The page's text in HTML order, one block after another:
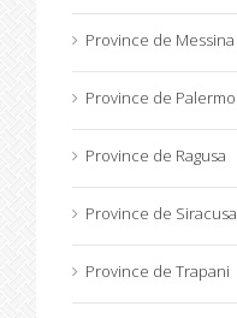
Province de Messina
Province de Palermo
Province de Ragusa
Province de Siracusa
Province de Trapani